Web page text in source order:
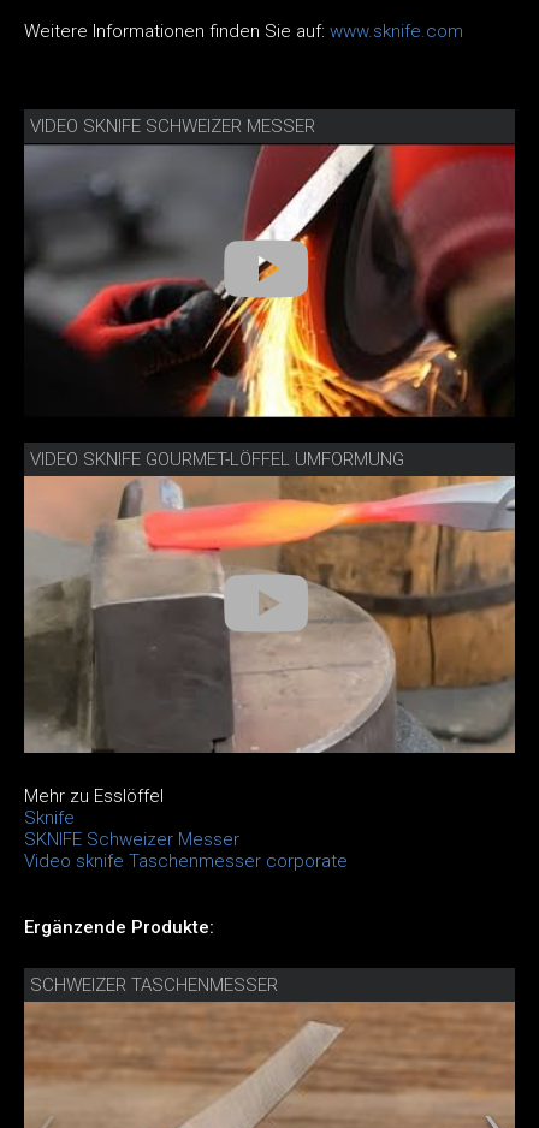
Weitere Informationen finden Sie auf: www.sknife.com
VIDEO SKNIFE SCHWEIZER MESSER
VIDEO SKNIFE GOURMET-LÖFFEL UMFORMUNG
Mehr zu Esslöffel
Sknife
SKNIFE Schweizer Messer
Video sknife Taschenmesser corporate
Ergänzende Produkte:
SCHWEIZER TASCHENMESSER